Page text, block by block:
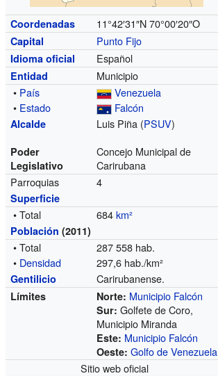
Coordenadas 11°42′31″N 70°00′20″O
Capital Punto Fijo
Idioma oficial Español
Entidad
Municipio
• País
Venezuela
• Estado Falcón
Alcalde
Poder
Legislativo
Luis Piña (PSUV)
Concejo Municipal de
Carirubana
Parroquias
4
Superficie
• Total 684km²
Población (2011)
• Total
287 558 hab.
• Densidad 297,6 hab./km²
Gentilicio Carirubanense.
Límites Norte: Municipio Falcón
Sur: Golfete de Coro,
Municipio Miranda
Este: Municipio Falcón
Oeste: Golfo de Venezuela
Sitio web oficial